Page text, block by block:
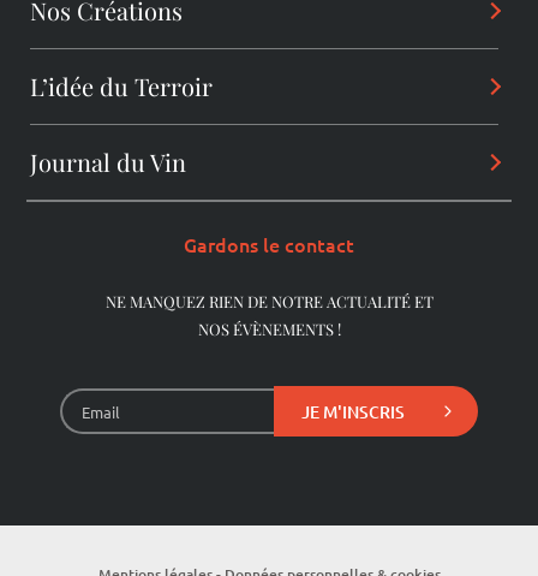
Parcours
Alchimiste
Consultant
Nos Créations
Les Arcanes
Les Audacieux
L’idée du Terroir
Les Dentelles de Montmirail
Journal du Vin
Gardons le contact
NE MANQUEZ RIEN DE NOTRE ACTUALITÉ ET
NOS ÉVÈNEMENTS !
JE M'INSCRIS